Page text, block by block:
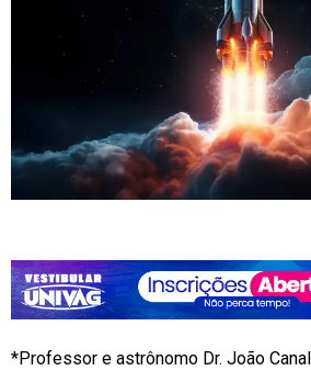
*Professor e astrônomo Dr. João